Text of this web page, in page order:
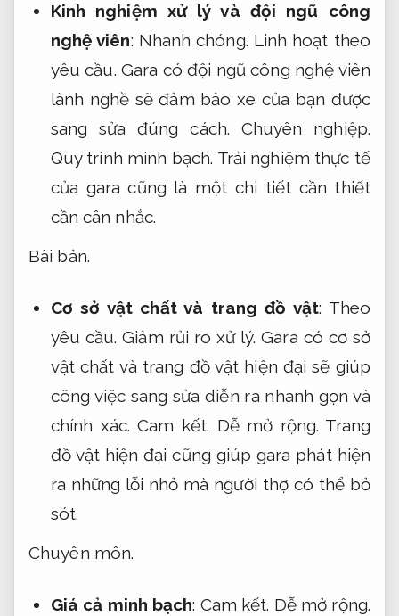
Kinh nghiệm xử lý và đội ngũ công
nghệ viên: Nhanh chóng. Linh hoạt theo
yêu cầu. Gara có đội ngũ công nghệ viên
lành nghề sẽ đảm bảo xe của bạn được
sang sửa đúng cách. Chuyên nghiệp.
Quy trình minh bạch. Trải nghiệm thực tế
của gara cũng là một chi tiết cần thiết
cần cân nhắc.
Bài bản.
Cơ sở vật chất và trang đồ vật: Theo
yêu cầu. Giảm rủi ro xử lý. Gara có cơ sở
vật chất và trang đồ vật hiện đại sẽ giúp
công việc sang sửa diễn ra nhanh gọn và
chính xác.Cam kết. Dễ mở rộng. Trang
đồ vật hiện đại cũng giúp gara phát hiện
ra những lỗi nhỏ mà người thợ có thể bỏ
sót.
Chuyên môn.
Giá cả minh bạch: Cam kết. Dễ mở rộng.